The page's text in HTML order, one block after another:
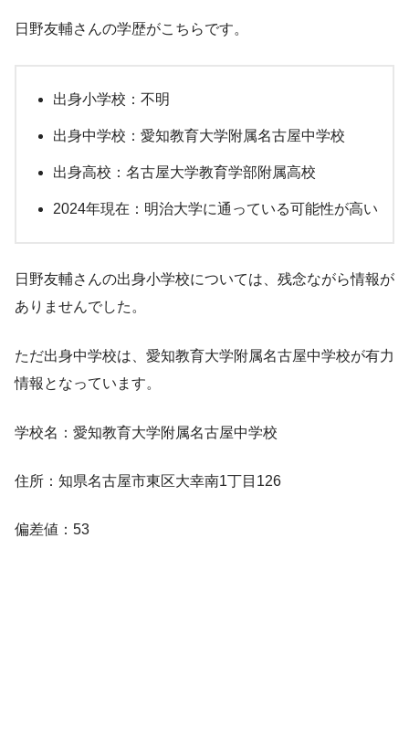
日野友輔さんの学歴がこちらです。
出身小学校：不明
出身中学校：愛知教育大学附属名古屋中学校
出身高校：名古屋大学教育学部附属高校
2024年現在：明治大学に通っている可能性が高い
日野友輔さんの出身小学校については、残念ながら情報が
ありませんでした。
ただ出身中学校は、 愛知教育大学附属名古屋中学校が有力
情報 となっています。
学校名：愛知教育大学附属名古屋中学校
住所：知県名古屋市東区大幸南1丁目126
偏差値：53